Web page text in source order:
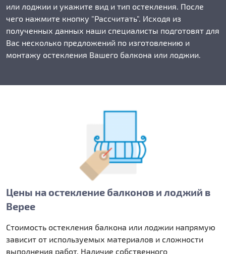
или лоджии и укажите вид и тип остекления. После
чего нажмите кнопку "Рассчитать". Исходя из
полученных данных наши специалисты подготовят для
Вас несколько предложений по изготовлению и
монтажу остекления Вашего балкона или лоджии.
Цены на остекление балконов и лоджий в
Верее
Стоимость остекления балкона или лоджии напрямую
зависит от используемых материалов и сложности
выполнения работ. Наличие собственного